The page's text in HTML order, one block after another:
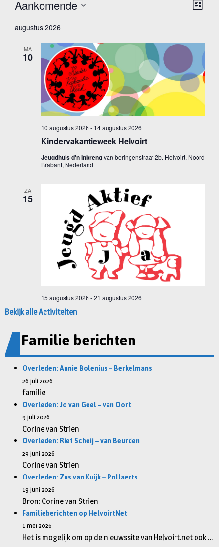
Bekijk alle Activiteiten
Familie berichten
Overleden: Annie Bolenius – Berkelmans
26 juli 2026
familie
Overleden: Jo van Geel – van Oort
9 juli 2026
Corine van Strien
Overleden: Riet Scheij – van Beurden
29 juni 2026
Corine van Strien
Overleden: Zus van Kuijk – Pollaerts
19 juni 2026
Bron: Corine van Strien
Familieberichten op HelvoirtNet
1 mei 2026
Het is mogelijk om op de nieuwssite van Helvoirt.net ook …